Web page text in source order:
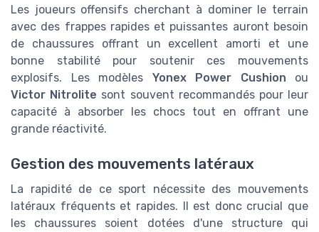
Les joueurs offensifs cherchant à dominer le terrain
avec des frappes rapides et puissantes auront besoin
de chaussures offrant un excellent amorti et une
bonne stabilité pour soutenir ces mouvements
explosifs. Les modèles Yonex Power Cushion ou
Victor Nitrolite sont souvent recommandés pour leur
capacité à absorber les chocs tout en offrant une
grande réactivité.
Gestion des mouvements latéraux
La rapidité de ce sport nécessite des mouvements
latéraux fréquents et rapides. Il est donc crucial que
les chaussures soient dotées d'une structure qui